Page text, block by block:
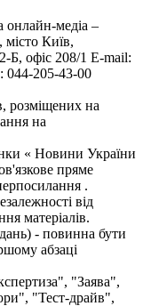
онлайн-медіа –
Київ,
офіс 208/1 E-mail:
044-205-43-00
розміщених на
на
« Новини України
пряме
.
від
матеріалів.
- повинна бути
абзаці
"Заява",
"Тест-драйв",